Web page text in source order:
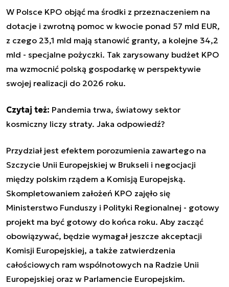
W Polsce KPO objąć ma środki z przeznaczeniem na
dotacje i zwrotną pomoc w kwocie ponad 57 mld EUR,
z czego 23,1 mld mają stanowić granty, a kolejne 34,2
mld - specjalne pożyczki. Tak zarysowany budżet KPO
ma wzmocnić polską gospodarkę w perspektywie
swojej realizacji do 2026 roku.
Czytaj też: Pandemia trwa, światowy sektor
kosmiczny liczy straty. Jaka odpowiedź?
Przydział jest efektem porozumienia zawartego na
Szczycie Unii Europejskiej w Brukseli i negocjacji
między polskim rządem a Komisją Europejską.
Skompletowaniem założeń KPO zajęło się
Ministerstwo Funduszy i Polityki Regionalnej - gotowy
projekt ma być gotowy do końca roku. Aby zacząć
obowiązywać, będzie wymagał jeszcze akceptacji
Komisji Europejskiej, a także zatwierdzenia
całościowych ram wspólnotowych na Radzie Unii
Europejskiej oraz w Parlamencie Europejskim.